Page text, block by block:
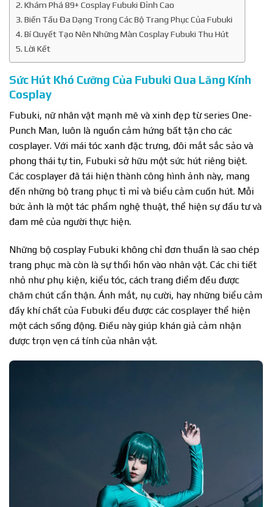
Khám Phá 89+ Cosplay Fubuki Đỉnh Cao
Biến Tấu Đa Dạng Trong Các Bộ Trang Phục Của Fubuki
Bí Quyết Tạo Nên Những Màn Cosplay Fubuki Thu Hút
Lời Kết
Sức Hút Khó Cưỡng Của Fubuki Qua Lăng Kính
Cosplay
Fubuki, nữ nhân vật mạnh mẽ và xinh đẹp từ series One-
Punch Man, luôn là nguồn cảm hứng bất tận cho các
cosplayer. Với mái tóc xanh đặc trưng, đôi mắt sắc sảo và
phong thái tự tin, Fubuki sở hữu một sức hút riêng biệt.
Các cosplayer đã tái hiện thành công hình ảnh này, mang
đến những bộ trang phục tỉ mỉ và biểu cảm cuốn hút. Mỗi
bức ảnh là một tác phẩm nghệ thuật, thể hiện sự đầu tư và
đam mê của người thực hiện.
Những bộ cosplay Fubuki không chỉ đơn thuần là sao chép
trang phục mà còn là sự thổi hồn vào nhân vật. Các chi tiết
nhỏ như phụ kiện, kiểu tóc, cách trang điểm đều được
chăm chút cẩn thận. Ánh mắt, nụ cười, hay những biểu cảm
đầy khí chất của Fubuki đều được các cosplayer thể hiện
một cách sống động. Điều này giúp khán giả cảm nhận
được trọn vẹn cá tính của nhân vật.